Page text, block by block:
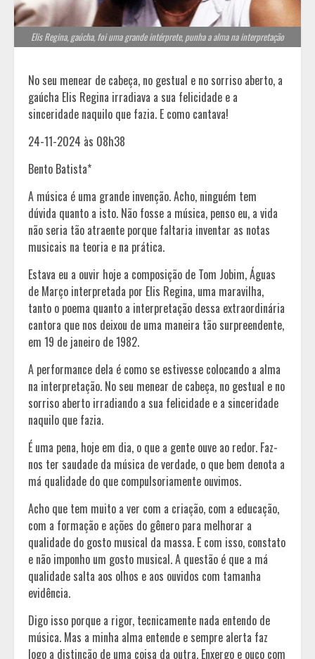
Elis Regina, gaúcha, foi uma grande intérprete, punha a alma na interpretação
No seu menear de cabeça, no gestual e no sorriso aberto, a
gaúcha Elis Regina irradiava a sua felicidade e a
sinceridade naquilo que fazia. E como cantava!
24-11-2024 às 08h38
Bento Batista*
A música é uma grande invenção. Acho, ninguém tem
dúvida quanto a isto. Não fosse a música, penso eu, a vida
não seria tão atraente porque faltaria inventar as notas
musicais na teoria e na prática.
Estava eu a ouvir hoje a composição de Tom Jobim, Águas
de Março interpretada por Elis Regina, uma maravilha,
tanto o poema quanto a interpretação dessa extraordinária
cantora que nos deixou de uma maneira tão surpreendente,
em 19 de janeiro de 1982.
A performance dela é como se estivesse colocando a alma
na interpretação. No seu menear de cabeça, no gestual e no
sorriso aberto irradiando a sua felicidade e a sinceridade
naquilo que fazia.
É uma pena, hoje em dia, o que a gente ouve ao redor. Faz-
nos ter saudade da música de verdade, o que bem denota a
má qualidade do que compulsoriamente ouvimos.
Acho que tem muito a ver com a criação, com a educação,
com a formação e ações do gênero para melhorar a
qualidade do gosto musical da massa. E com isso, constato
e não imponho um gosto musical. A questão é que a má
qualidade salta aos olhos e aos ouvidos com tamanha
evidência.
Digo isso porque a rigor, tecnicamente nada entendo de
música. Mas a minha alma entende e sempre alerta faz
logo a distinção de uma coisa da outra. Enxergo e ouço com